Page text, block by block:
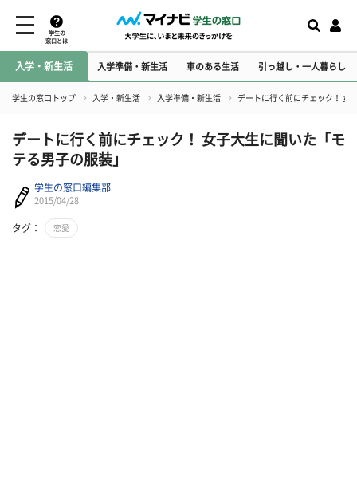
学生の
窓口とは
入学・新生活 入学準備・新生活 車のある生活 引っ越し・一人暮らし
学生の窓口トップ 入学・新生活 入学準備・新生活 デートに行く前にチェック！ 女
デートに行く前にチェック！ 女子大生に聞いた「モ
テる男子の服装」
学生の窓口編集部
2015/04/28
タグ： 恋愛